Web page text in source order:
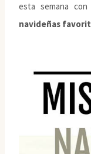
esta semana
navideñas